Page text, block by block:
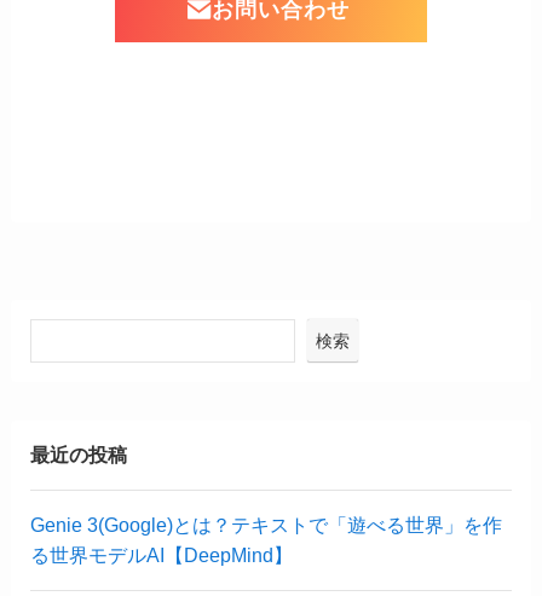
お問い合わせ
検索
最近の投稿
Genie 3(Google)とは？テキストで「遊べる世界」を作
る世界モデルAI【DeepMind】